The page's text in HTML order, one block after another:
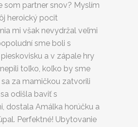
som partner snov? Myslím
heroický pocit
mi však nevydržal veľmi
sme boli s
a v zápale hry
toľko, koľko by sme
za mamičkou zatvorili
odišla baviť s
dostala Amálka horúčku a
Perfektné! Ubytovanie